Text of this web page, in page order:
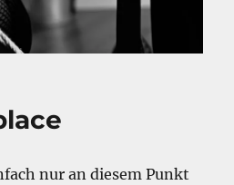
nur an diesem Punkt